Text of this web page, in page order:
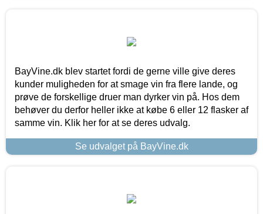
BayVine.dk blev startet fordi de gerne ville give deres
kunder muligheden for at smage vin fra flere lande, og
prøve de forskellige druer man dyrker vin på. Hos dem
behøver du derfor heller ikke at købe 6 eller 12 flasker af
samme vin. Klik her for at se deres udvalg.
Se udvalget på BayVine.dk